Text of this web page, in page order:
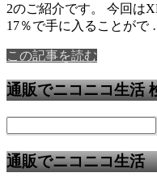
2のご紹介です。 今回は
17％で手に入ることがで
この記事を読む
通販でニコニコ生活
通販でニコニコ生活